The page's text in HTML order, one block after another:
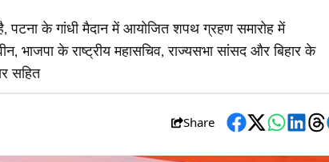
पटना के गांधी मैदान में आयोजित शपथ ग्रहण समारोह में
भाजपा के राष्ट्रीय महासचिव, राज्यसभा सांसद और बिहार के
सहित
Share
Facebook
Twitter